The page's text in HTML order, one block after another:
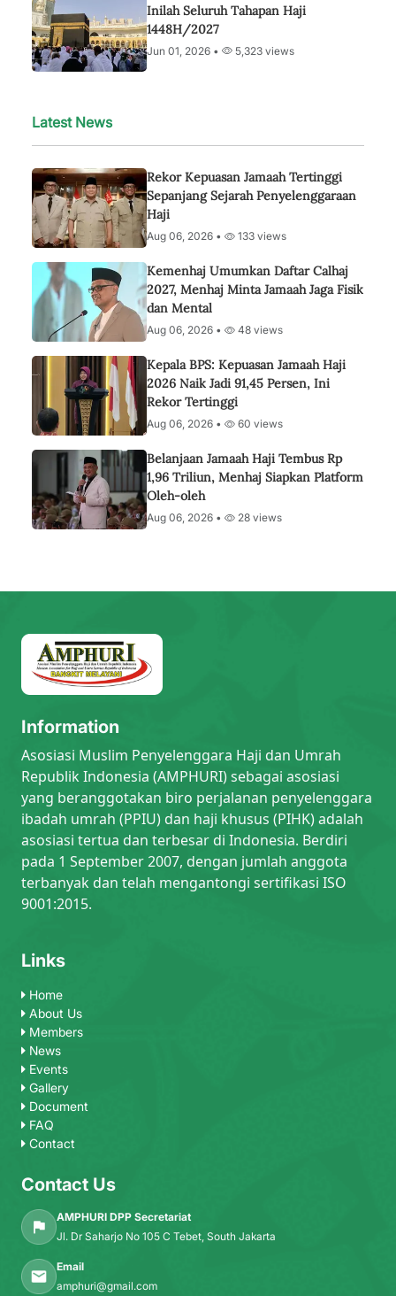
Inilah Seluruh Tahapan Haji
1448H/2027
Jun 01, 2026 • 5,323 views
Latest News
Rekor Kepuasan Jamaah Tertinggi
Sepanjang Sejarah Penyelenggaraan
Haji
Aug 06, 2026 • 133 views
Kemenhaj Umumkan Daftar Calhaj
2027, Menhaj Minta Jamaah Jaga Fisik
dan Mental
Aug 06, 2026 • 48 views
Kepala BPS: Kepuasan Jamaah Haji
2026 Naik Jadi 91,45 Persen, Ini
Rekor Tertinggi
Aug 06, 2026 • 60 views
Belanjaan Jamaah Haji Tembus Rp
1,96 Triliun, Menhaj Siapkan Platform
Oleh-oleh
Aug 06, 2026 • 28 views
Information
Asosiasi Muslim Penyelenggara Haji dan Umrah
Republik Indonesia (AMPHURI) sebagai asosiasi
yang beranggotakan biro perjalanan penyelenggara
ibadah umrah (PPIU) dan haji khusus (PIHK) adalah
asosiasi tertua dan terbesar di Indonesia. Berdiri
pada 1 September 2007, dengan jumlah anggota
terbanyak dan telah mengantongi sertifikasi ISO
9001:2015.
Links
Home
About Us
Members
News
Events
Gallery
Document
FAQ
Contact
Contact Us
AMPHURI DPP Secretariat
Jl. Dr Saharjo No 105 C Tebet, South Jakarta
Email
amphuri@gmail.com